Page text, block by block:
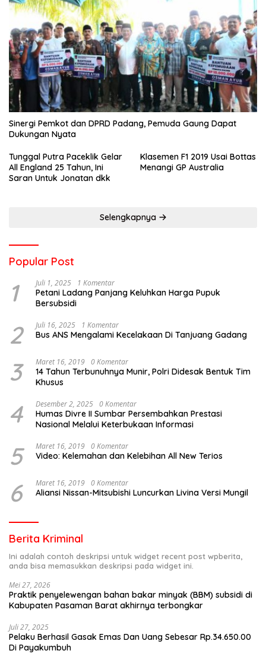
Sinergi Pemkot dan DPRD Padang, Pemuda Gaung Dapat
Dukungan Nyata
Tunggal Putra Paceklik Gelar
All England 25 Tahun, Ini
Saran Untuk Jonatan dkk
Klasemen F1 2019 Usai Bottas
Menangi GP Australia
Selengkapnya
Popular Post
1 Juli 1, 2025 1 Komentar
Petani Ladang Panjang Keluhkan Harga Pupuk
Bersubsidi
2 Juli 16, 2025 1 Komentar
Bus ANS Mengalami Kecelakaan Di Tanjuang Gadang
3 Maret 16, 2019 0 Komentar
14 Tahun Terbunuhnya Munir, Polri Didesak Bentuk Tim
Khusus
4 Desember 2, 2025 0 Komentar
Humas Divre II Sumbar Persembahkan Prestasi
Nasional Melalui Keterbukaan Informasi
5 Maret 16, 2019 0 Komentar
Video: Kelemahan dan Kelebihan All New Terios
6 Maret 16, 2019 0 Komentar
Aliansi Nissan-Mitsubishi Luncurkan Livina Versi Mungil
Berita Kriminal
Ini adalah contoh deskripsi untuk widget recent post wpberita,
anda bisa memasukkan deskripsi pada widget ini.
Mei 27, 2026
Praktik penyelewengan bahan bakar minyak (BBM) subsidi di
Kabupaten Pasaman Barat akhirnya terbongkar
Juli 27, 2025
Pelaku Berhasil Gasak Emas Dan Uang Sebesar Rp.34.650.00
Di Payakumbuh